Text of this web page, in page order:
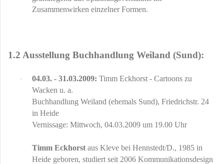
Zusammenwirken einzelner Formen.
1.2 Ausstellung Buchhandlung Weiland (Sund):
· 04.03. - 31.03.2009: Timm Eckhorst - Cartoons zu
Wacken u. a.
Buchhandlung Weiland (ehemals Sund), Friedrichstr. 24
in Heide
Vernissage: Mittwoch, 04.03.2009 um 19.00 Uhr
Timm Eckhorstaus Kleve bei Hennstedt/D., 1985 in
Heide geboren, studiert seit 2006 Kommunikationsdesign